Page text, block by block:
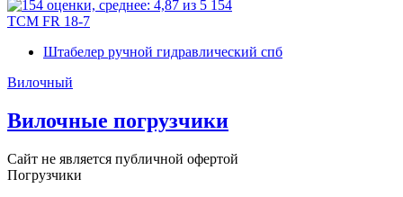
154
TCM FR 18-7
Штабелер ручной гидравлический спб
Вилочный
Вилочные погрузчики
Сайт не является публичной офертой
Погрузчики